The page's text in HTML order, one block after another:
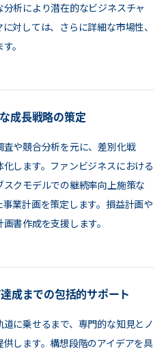
析により潜在的なビジネスチャ
対しては、さらに詳細な市場性、
。
成長戦略の策定
や競合分析を元に、差別化戦
します。ファンビジネスにおける
クモデルでの継続率向上施策な
業計画を策定します。損益計画や
書作成を支援します。
成までの包括的サポート
に乗せるまで、専門的な知見とノ
します。構想段階のアイデアを具